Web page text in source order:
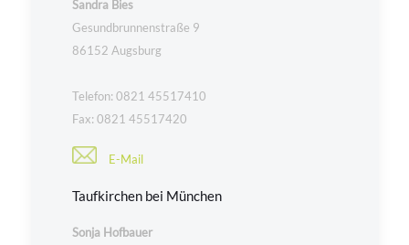
Sandra Bies
Gesundbrunnenstraße 9
86152 Augsburg
Telefon: 0821 45517410
Fax: 0821 45517420
E-Mail
Taufkirchen bei München
Sonja Hofbauer